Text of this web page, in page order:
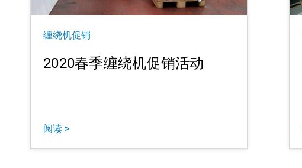
缠绕机促销
2020春季缠绕机促销活动
阅读 >